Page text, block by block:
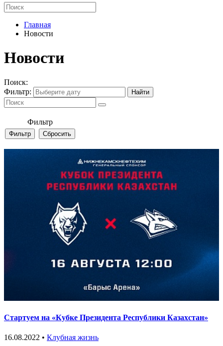
Главная
Новости
Новости
Поиск:
Фильтр:
Фильтр
Стартуем на «Кубке Президента Республики Казахстан»
16.08.2022 • Клубная жизнь